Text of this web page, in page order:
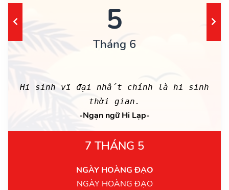
5
Tháng 6
Hi sinh vĩ đại nhất chính là hi sinh
thời gian.
-Ngạn ngữ Hi Lạp-
7 THÁNG 5
NGÀY HOÀNG ĐẠO
NGÀY HOÀNG ĐẠO